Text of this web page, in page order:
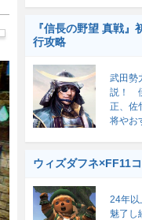
『信長の野望 真戦』
行攻略
武田勢
説！
正、佐
将やお
ウィズダフネ×FF11コ
24年以
魅了し